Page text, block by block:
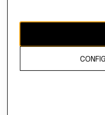
El contenido de esta página
propiedad de H&M Hennes &